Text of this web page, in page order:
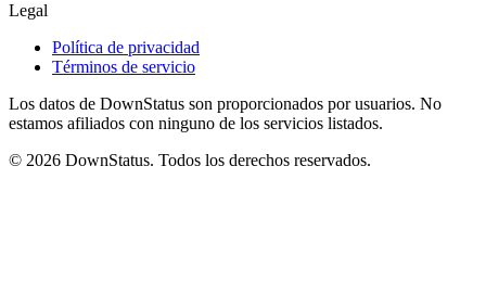
Legal
Política de privacidad
Términos de servicio
Los datos de DownStatus son proporcionados por usuarios. No
estamos afiliados con ninguno de los servicios listados.
© 2026 DownStatus. Todos los derechos reservados.